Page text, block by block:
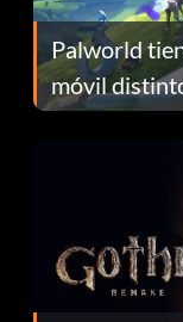
Palworld
móvil